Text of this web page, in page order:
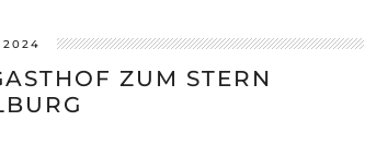
2024
ZUM STERN